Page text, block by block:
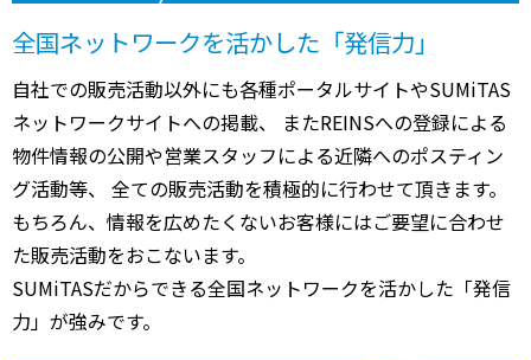
全国ネットワークを活かした「発信力」
自社での販売活動以外にも各種ポータルサイトやSUMiTAS
ネットワークサイトへの掲載、 またREINSへの登録による
物件情報の公開や営業スタッフによる近隣へのポスティン
グ活動等、 全ての販売活動を積極的に行わせて頂きます。
もちろん、情報を広めたくないお客様にはご要望に合わせ
た販売活動をおこないます。
SUMiTASだからできる全国ネットワークを活かした「発信
力」が強みです。